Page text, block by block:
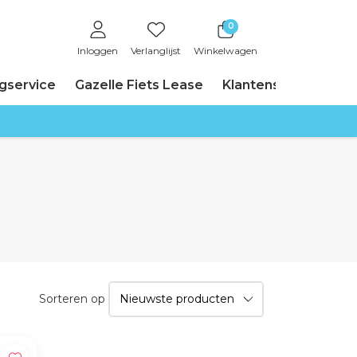
Inloggen Verlanglijst
0
Winkelwagen
Gazelle Fiets Lease Klantenservice
Sorteren op